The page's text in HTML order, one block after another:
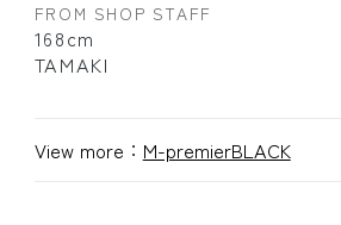
FROM SHOP STAFF
168cm
TAMAKI
View more： M-premierBLACK